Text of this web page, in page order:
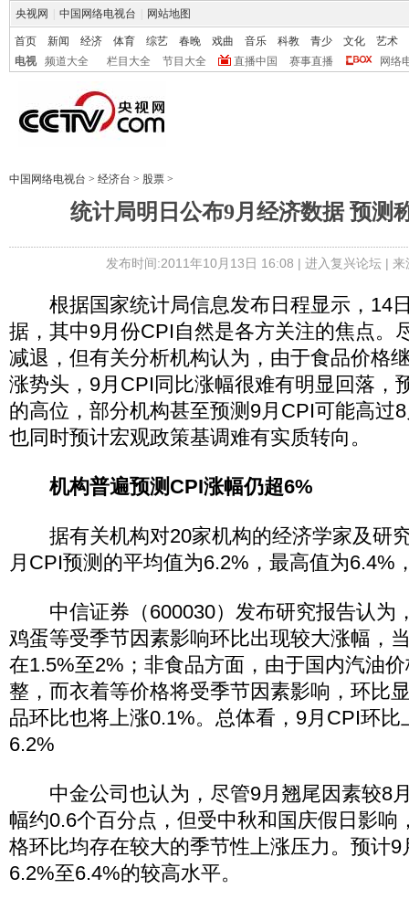
央视网 中国网络电视台 网站地图
首页 新闻 经济 体育 综艺 春晚 戏曲 音乐 科教 青少 文化
艺术
电视
频道大全 栏目大全 节目大全 直播中国 赛事直播 网络
中国网络电视台 > 经济台 > 股票 >
统计局明日公布9月经济数据 预测
发布时间:2011年10月13日 16:08 | 进入复兴论坛| 来
根据国家统计局信息发布日程显示，14
据，其中9月份CPI自然是各方关注的焦点。
减退，但有关分析机构认为，由于食品价格
涨势头，9月CPI同比涨幅很难有明显回落，
的高位，部分机构甚至预测9月CPI可能高过
也同时预计宏观政策基调难有实质转向。
机构普遍预测CPI涨幅仍超6%
据有关机构对20家机构的经济学家及研
月CPI预测的平均值为6.2%，最高值为6.4%
中信证券（600030）发布研究报告认为
鸡蛋等受季节因素影响环比出现较大涨幅，
在1.5%至2%；非食品方面，由于国内汽油
整，而衣着等价格将受季节因素影响，环比
品环比也将上涨0.1%。总体看，9月CPI环
6.2%
中金公司也认为，尽管9月翘尾因素较8
幅约0.6个百分点，但受中秋和国庆假日影响
格环比均存在较大的季节性上涨压力。预计
6.2%至6.4%的较高水平。